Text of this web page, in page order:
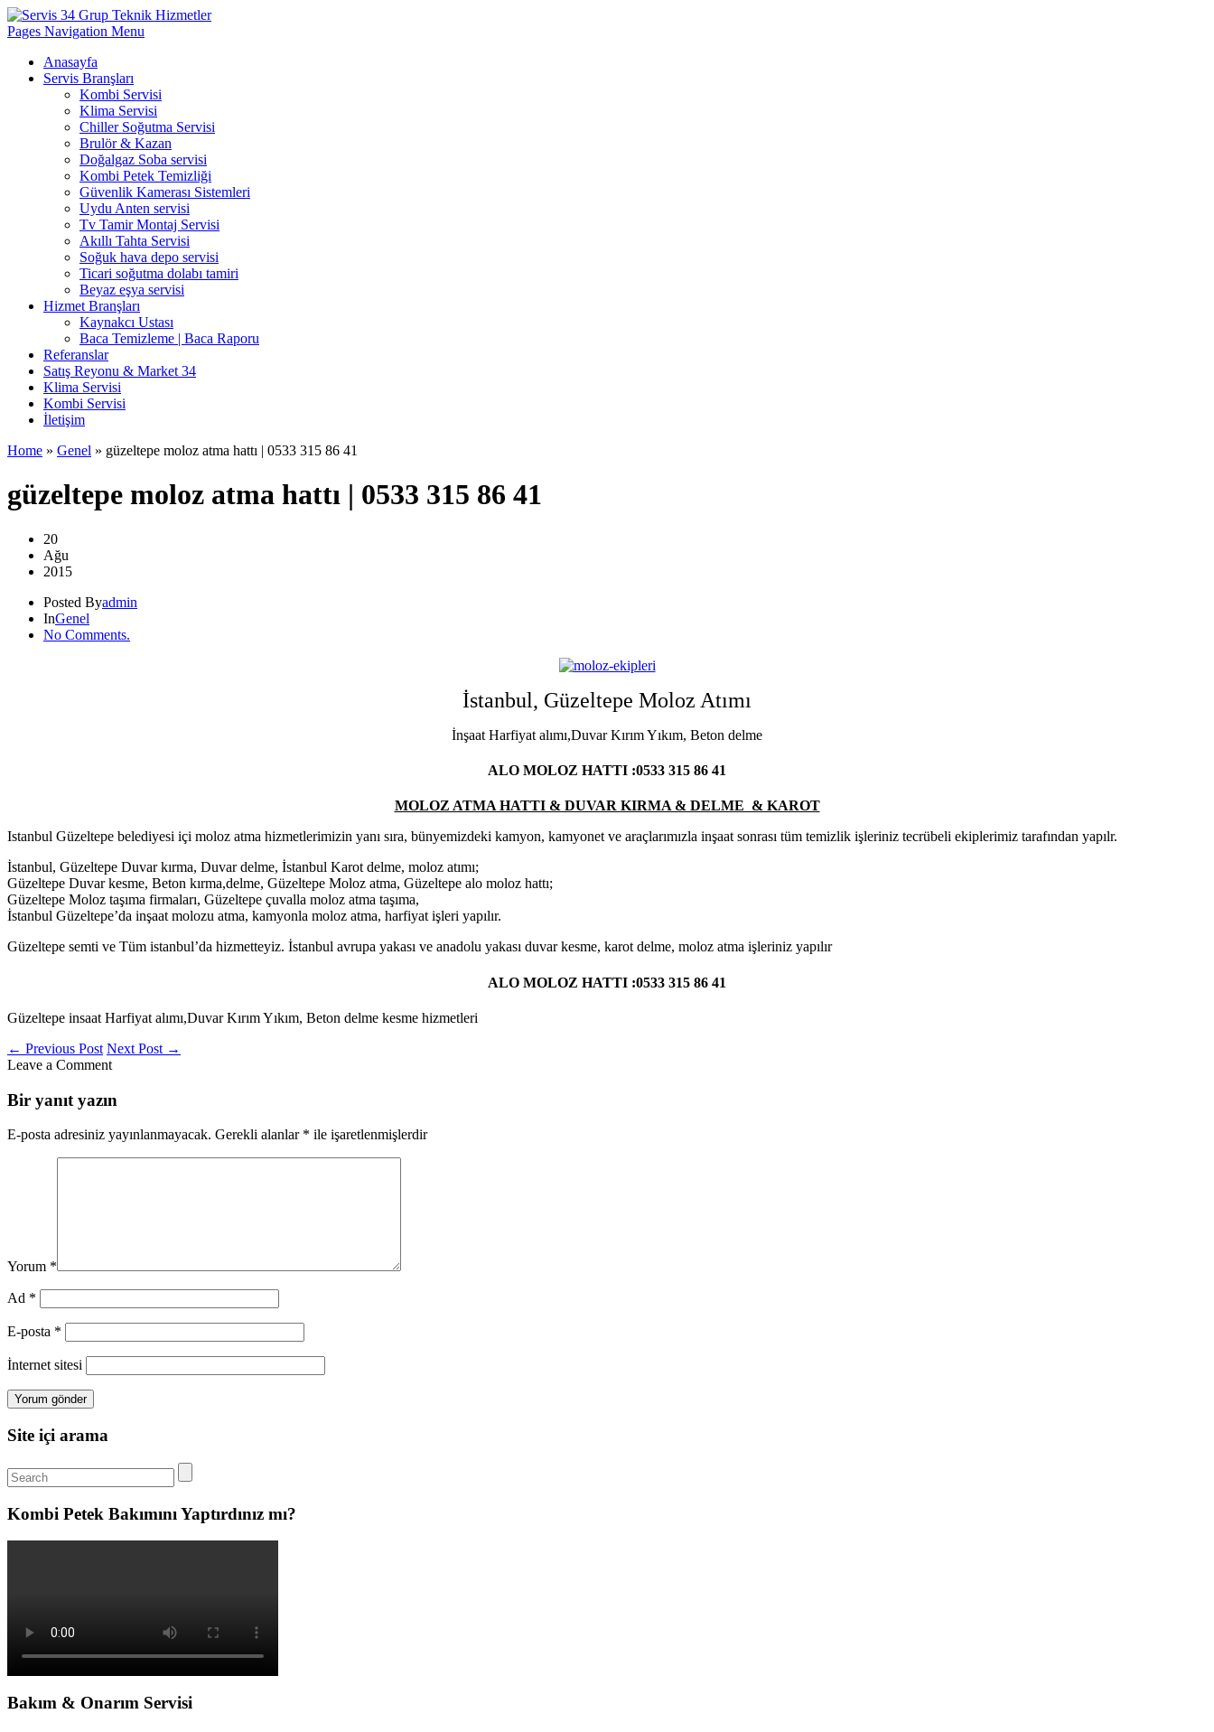
Pages Navigation Menu
Anasayfa
Servis Branşları
Kombi Servisi
Klima Servisi
Chiller Soğutma Servisi
Brulör & Kazan
Doğalgaz Soba servisi
Kombi Petek Temizliği
Güvenlik Kamerası Sistemleri
Uydu Anten servisi
Tv Tamir Montaj Servisi
Akıllı Tahta Servisi
Soğuk hava depo servisi
Ticari soğutma dolabı tamiri
Beyaz eşya servisi
Hizmet Branşları
Kaynakcı Ustası
Baca Temizleme | Baca Raporu
Referanslar
Satış Reyonu & Market 34
Klima Servisi
Kombi Servisi
İletişim
Home » Genel » güzeltepe moloz atma hattı | 0533 315 86 41
güzeltepe moloz atma hattı | 0533 315 86 41
20
Ağu
2015
Posted Byadmin
InGenel
No Comments.
İstanbul, Güzeltepe Moloz Atımı
İnşaat Harfiyat alımı,Duvar Kırım Yıkım, Beton delme
ALO MOLOZ HATTI :0533 315 86 41
MOLOZ ATMA HATTI & DUVAR KIRMA & DELME & KAROT
Istanbul Güzeltepe belediyesi içi moloz atma hizmetlerimizin yanı sıra, bünyemizdeki kamyon, kamyonet ve araçlarımızla inşaat sonrası tüm temizlik işleriniz tecrübeli ekiplerimiz tarafından yapılr.
İstanbul, Güzeltepe Duvar kırma, Duvar delme, İstanbul Karot delme, moloz atımı;
Güzeltepe Duvar kesme, Beton kırma,delme, Güzeltepe Moloz atma, Güzeltepe alo moloz hattı;
Güzeltepe Moloz taşıma firmaları, Güzeltepe çuvalla moloz atma taşıma,
İstanbul Güzeltepe’da inşaat molozu atma, kamyonla moloz atma, harfiyat işleri yapılır.
Güzeltepe semti ve Tüm istanbul’da hizmetteyiz. İstanbul avrupa yakası ve anadolu yakası duvar kesme, karot delme, moloz atma işleriniz yapılır
ALO MOLOZ HATTI :0533 315 86 41
Güzeltepe insaat Harfiyat alımı,Duvar Kırım Yıkım, Beton delme kesme hizmetleri
← Previous Post Next Post →
Leave a Comment
Bir yanıt yazın
E-posta adresiniz yayınlanmayacak. Gerekli alanlar * ile işaretlenmişlerdir
Yorum *
Ad *
E-posta *
İnternet sitesi
Site içi arama
Kombi Petek Bakımını Yaptırdınız mı?
Bakım & Onarım Servisi